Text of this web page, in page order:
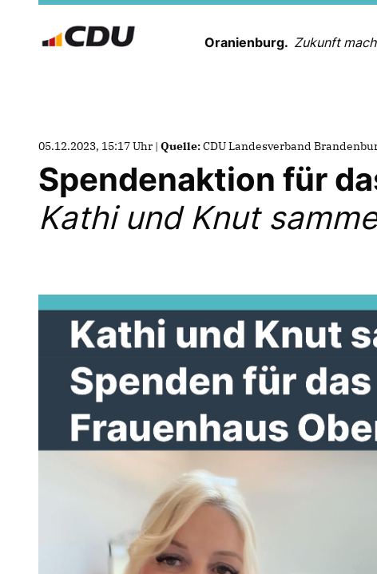
Oranienburg. Zukunft
05.12.2023, 15:17 Uhr | Quelle:CDU Landesverband
Spendenaktion für
Kathi und Knut